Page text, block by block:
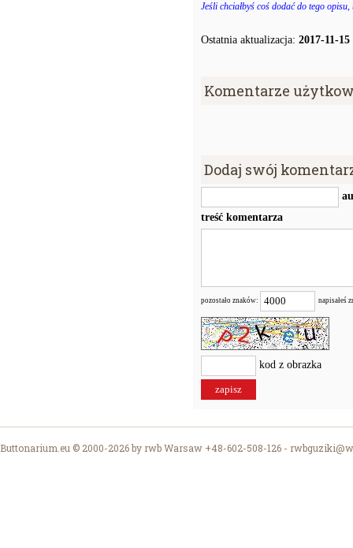
Jeśli chciałbyś coś dodać do tego
Ostatnia aktualizacja: 2017-11-15
Komentarze
Dodaj swój
treść komentarza
pozostało znaków: napisałeś
kod z obrazka
Buttonarium.eu © 2000-2026 by rwb Warsaw +48-602-508-126 -